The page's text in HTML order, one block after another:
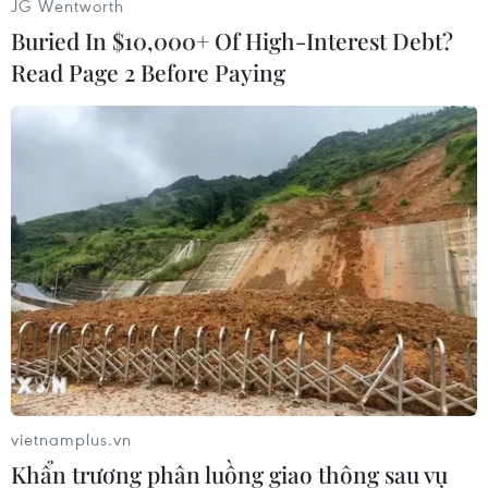
#Giá dầu mỏ #Trung Đông #Syria
#Căng thẳng
JG Wentworth
Buried In $10,000+ Of High-Interest Debt?
Read Page 2 Before Paying
vietnamplus.vn
Khẩn trương phân luồng giao thông sau vụ